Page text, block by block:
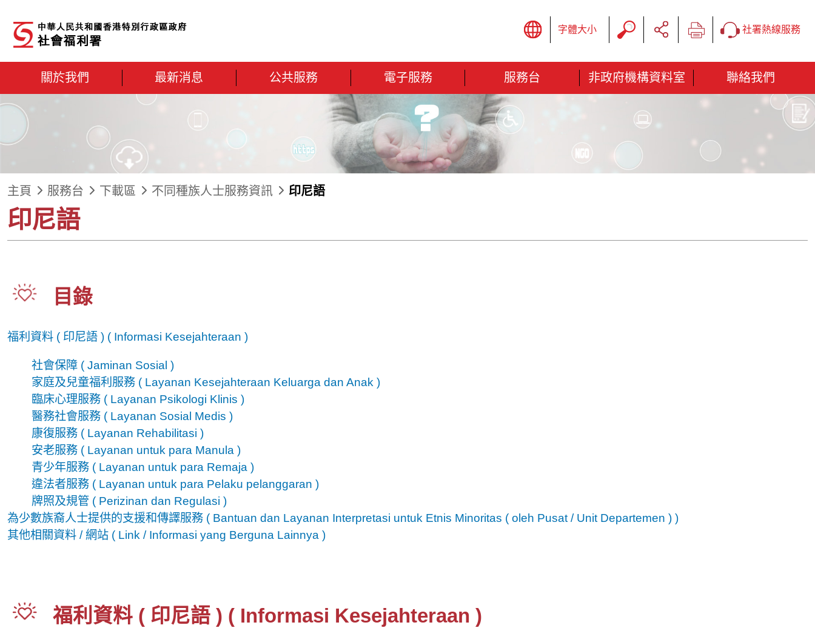
字體大小 社署熱線服務
關於我們 最新消息 公共服務 電子服務 服務台 非政府機構資料室 聯絡我們
主頁 服務台 下載區 不同種族人士服務資訊 印尼語
印尼語
目錄
福利資料 ( 印尼語 ) ( Informasi Kesejahteraan )
社會保障 ( Jaminan Sosial )
家庭及兒童福利服務 ( Layanan Kesejahteraan Keluarga dan Anak )
臨床心理服務 ( Layanan Psikologi Klinis )
醫務社會服務 ( Layanan Sosial Medis )
康復服務 ( Layanan Rehabilitasi )
安老服務 ( Layanan untuk para Manula )
青少年服務 ( Layanan untuk para Remaja )
違法者服務 ( Layanan untuk para Pelaku pelanggaran )
牌照及規管 ( Perizinan dan Regulasi )
為少數族裔人士提供的支援和傳譯服務 ( Bantuan dan Layanan Interpretasi untuk Etnis Minoritas ( oleh Pusat / Unit Departemen ) )
其他相關資料 / 網站 ( Link / Informasi yang Berguna Lainnya )
福利資料 ( 印尼語 ) ( Informasi Kesejahteraan )